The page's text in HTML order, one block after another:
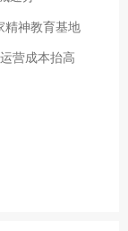
精神教育基地
营成本抬高